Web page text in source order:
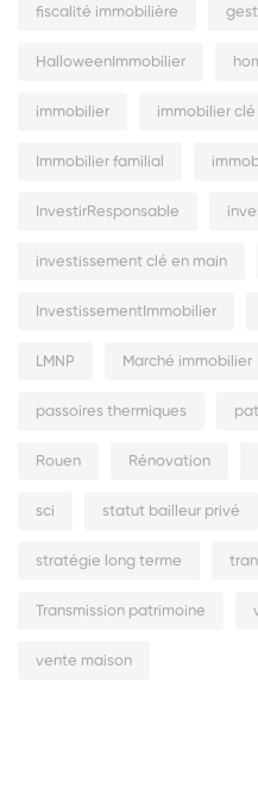
fiscalité immobilière
HalloweenImmobilier
immobilier immobilier clé
Immobilier familial
InvestirResponsable
investissement clé en main
InvestissementImmobilier
LMNP Marché immobilier
passoires thermiques
Rouen Rénovation
sci statut bailleur privé
stratégie long terme
Transmission patrimoine
vente maison